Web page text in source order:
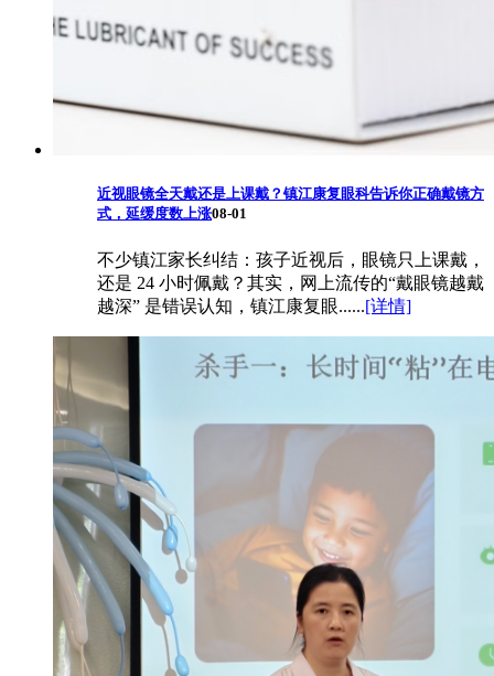
近视眼镜全天戴还是上课戴？镇江康复眼科告诉你正确戴镜方
式，延缓度数上涨08-01
不少镇江家长纠结：孩子近视后，眼镜只上课戴，
还是 24 小时佩戴？其实，网上流传的“戴眼镜越戴
越深” 是错误认知，镇江康复眼......[详情]